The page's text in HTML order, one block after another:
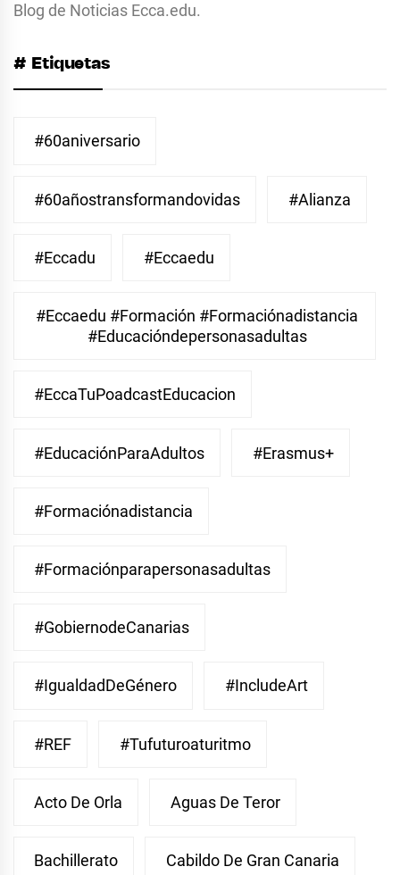
Blog de Noticias Ecca.edu.
# Etiquetas
#60aniversario
#60añostransformandovidas #Alianza
#eccadu #eccaedu
#eccaedu #formación #formaciónadistancia
#educacióndepersonasadultas
#EccaTuPoadcastEducacion
#EducaciónParaAdultos #Erasmus+
#Formaciónadistancia
#Formaciónparapersonasadultas
#GobiernodeCanarias
#IgualdadDeGénero #IncludeArt
#REF #Tufuturoaturitmo
Acto De Orla Aguas De Teror
Bachillerato Cabildo De Gran Canaria